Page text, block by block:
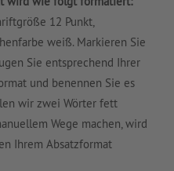
12 Punkt,
weiß. Markieren Sie
Sie entsprechend Ihrer
und benennen Sie es
wir zwei Wörter fett
Wege machen, wird
Ihrem Absatzformat